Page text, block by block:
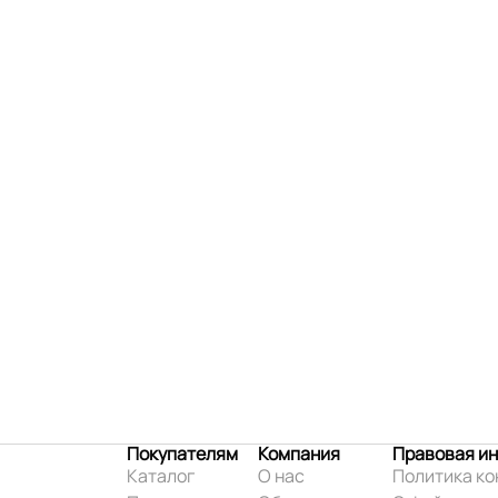
Покупателям
Каталог
Компания
О нас
Правовая
Политика